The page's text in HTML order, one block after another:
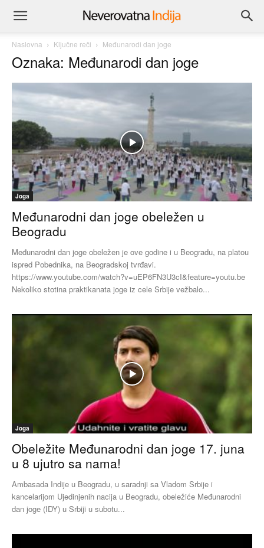
Naslovna Ključne reči Međunarodi dan joge
Oznaka: Međunarodi dan joge
Joga
Međunarodni dan joge obeležen u
Beogradu
Međunarodni dan joge obeležen je ove godine i u Beogradu, na platou
ispred Pobednika, na Beogradskoj tvrđavi.
https://www.youtube.com/watch?v=uEP6FN3U3cI&feature=youtu.be
Nekoliko stotina praktikanata joge iz cele Srbije vežbalo...
Joga
Obeležite Međunarodni dan joge 17. juna
u 8 ujutro sa nama!
Ambasada Indije u Beogradu, u saradnji sa Vladom Srbije i
kancelarijom Ujedinjenih nacija u Beogradu, obeležiće Međunarodni
dan joge (IDY) u Srbiji u subotu...